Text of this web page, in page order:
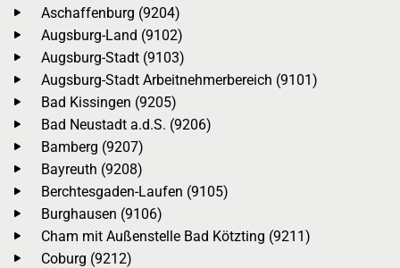
Aschaffenburg (9204)
Augsburg-Land (9102)
Augsburg-Stadt (9103)
Augsburg-Stadt Arbeitnehmerbereich (9101)
Bad Kissingen (9205)
Bad Neustadt a.d.S. (9206)
Bamberg (9207)
Bayreuth (9208)
Berchtesgaden-Laufen (9105)
Burghausen (9106)
Cham mit Außenstelle Bad Kötzting (9211)
Coburg (9212)